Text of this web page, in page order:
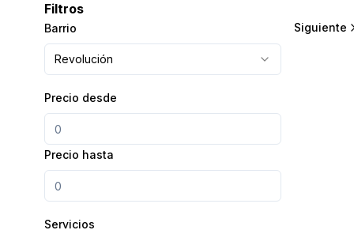
Filtros
Barrio
Revolución
Precio desde
Precio hasta
Servicios
Siguiente